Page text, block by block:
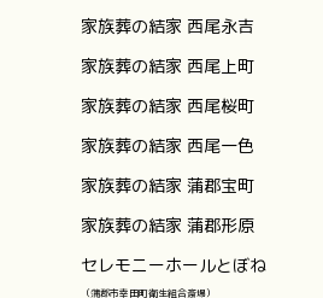
家族葬の結家 西尾永吉
家族葬の結家 西尾上町
家族葬の結家 西尾桜町
家族葬の結家 西尾一色
家族葬の結家 蒲郡宝町
家族葬の結家 蒲郡形原
セレモニーホールとぼね
（蒲郡市幸田町衛生組合斎場）